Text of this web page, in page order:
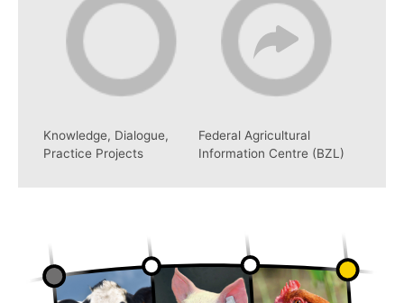
Knowledge, Dialogue,
Practice Projects
Federal Agricultural
Information Centre (BZL)